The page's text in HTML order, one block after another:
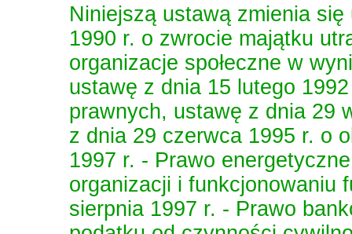
Niniejszą ustawą zmienia
1990 r. o zwrocie majątku
organizacje społeczne w
ustawę z dnia 15 lutego
prawnych, ustawę z dnia 29
z dnia 29 czerwca 1995 r. o
1997 r. - Prawo energetyczne
organizacji i funkcjonowaniu
sierpnia 1997 r. - Prawo